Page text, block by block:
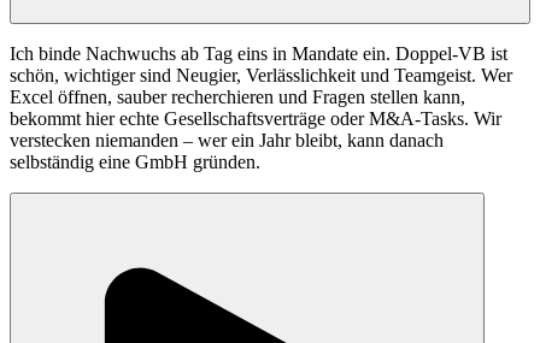
Ich binde Nachwuchs ab Tag eins in Mandate ein. Doppel-VB ist
schön, wichtiger sind Neugier, Verlässlichkeit und Teamgeist. Wer
Excel öffnen, sauber recherchieren und Fragen stellen kann,
bekommt hier echte Gesellschaftsverträge oder M&A-Tasks. Wir
verstecken niemanden – wer ein Jahr bleibt, kann danach
selbständig eine GmbH gründen.